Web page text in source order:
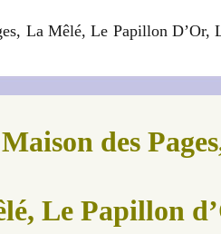
La Mêlé, Le Papillon D’Or,
des
Le Papillon